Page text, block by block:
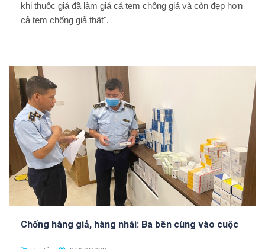
khi thuốc giả đã làm giả cả tem chống giả và còn đẹp hơn
cả tem chống giả thật".
Chống hàng giả, hàng nhái: Ba bên cùng vào cuộc